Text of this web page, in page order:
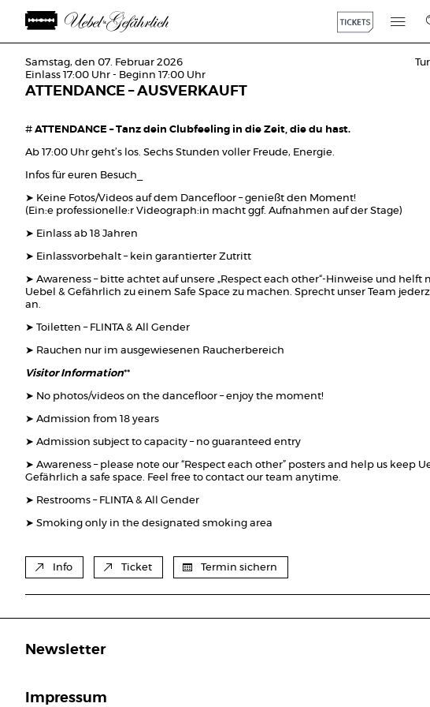
Samstag, den 07. Februar 2026
Einlass 17:00 Uhr - Beginn 17:00 Uhr
ATTENDANCE – AUSVERKAUFT
# ATTENDANCE – Tanz dein Clubfeeling in die Zeit, die du hast.
Ab 17:00 Uhr geht’s los. Sechs Stunden voller Freude, Energie.
Infos für euren Besuch_
➤ Keine Fotos/Videos auf dem Dancefloor – genießt den Moment!
(Ein:e professionelle:r Videograph:in macht ggf. Aufnahmen auf der Stage)
➤ Einlass ab 18 Jahren
➤ Einlassvorbehalt – kein garantierter Zutritt
➤ Awareness – bitte achtet auf unsere „Respect each other“-Hinweise und helft
Uebel & Gefährlich zu einem Safe Space zu machen. Sprecht unser Team
an.
➤ Toiletten – FLINTA & All Gender
➤ Rauchen nur im ausgewiesenen Raucherbereich
Visitor Information**
➤ No photos/videos on the dancefloor – enjoy the moment!
➤ Admission from 18 years
➤ Admission subject to capacity – no guaranteed entry
➤ Awareness – please note our “Respect each other” posters and help us keep
Gefährlich a safe space. Feel free to contact our team anytime.
➤ Restrooms – FLINTA & All Gender
➤ Smoking only in the designated smoking area
Info Ticket Termin sichern
Newsletter
Impressum